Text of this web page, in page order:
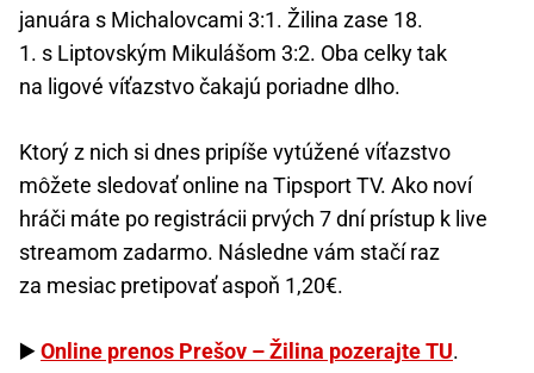
januára s Michalovcami 3:1. Žilina zase 18.
1. s Liptovským Mikulášom 3:2. Oba celky tak
na ligové víťazstvo čakajú poriadne dlho.
Ktorý z nich si dnes pripíše vytúžené víťazstvo
môžete sledovať online na Tipsport TV. Ako noví
hráči máte po registrácii prvých 7 dní prístup k live
streamom zadarmo. Následne vám stačí raz
za mesiac pretipovať aspoň 1,20€.
▶️Online prenos Prešov – Žilina pozerajte TU.